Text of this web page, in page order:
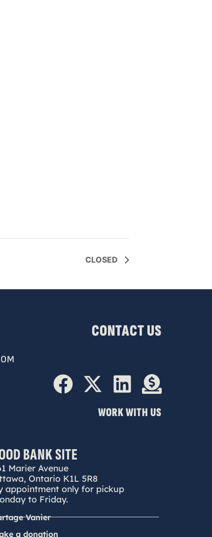
CLOSED
CONTACT US
WORK WITH US
BANK SITE
Marier Avenue
Ontario K1L 5R8
appointment only for pickup
to Friday.
Vanier
a donation